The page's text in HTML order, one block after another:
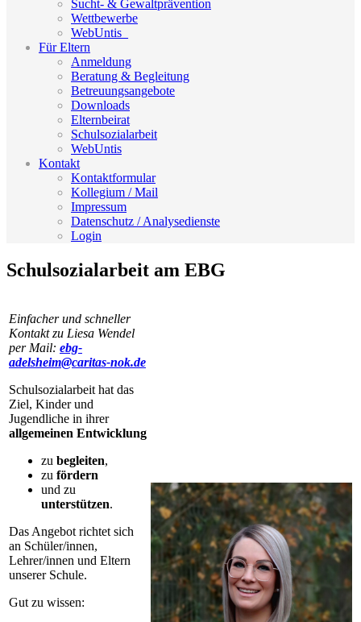
Sucht- & Gewaltprävention
Wettbewerbe
WebUntis_
Für Eltern
Anmeldung
Beratung & Begleitung
Betreuungsangebote
Downloads
Elternbeirat
Schulsozialarbeit
WebUntis
Kontakt
Kontaktformular
Kollegium / Mail
Impressum
Datenschutz / Analysedienste
Login
Schulsozialarbeit am EBG
Einfacher und schneller
Kontakt zu Liesa Wendel
per Mail: ebg-
adelsheim@caritas-nok.de
Schulsozialarbeit hat das
Ziel, Kinder und
Jugendliche in ihrer
allgemeinen Entwicklung
zu begleiten,
zu fördern
und zu
unterstützen.
Das Angebot richtet sich
an Schüler/innen,
Lehrer/innen und Eltern
unserer Schule.
Gut zu wissen: